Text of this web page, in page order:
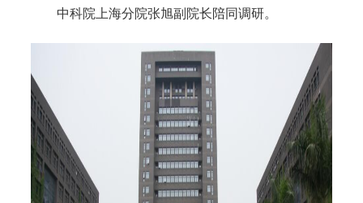
中科院上海分院张旭副院长陪同调研。